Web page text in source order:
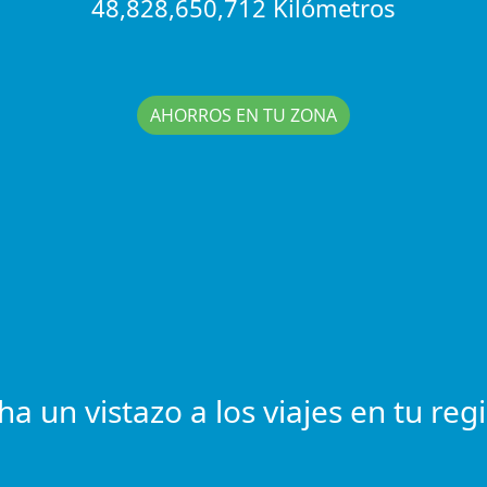
48,828,650,712 Kilómetros
AHORROS EN TU ZONA
un vistazo a los viajes en tu